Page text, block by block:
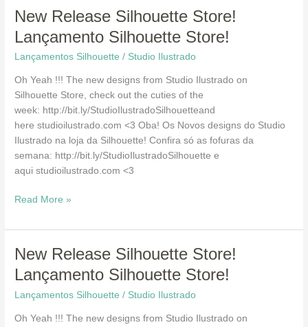
New Release Silhouette Store!
Lançamento Silhouette Store!
Lançamentos Silhouette / Studio Ilustrado
Oh Yeah !!! The new designs from Studio Ilustrado on
Silhouette Store, check out the cuties of the
week: http://bit.ly/StudioIlustradoSilhouetteand
here studioilustrado.com <3 Oba! Os Novos designs do Studio
Ilustrado na loja da Silhouette! Confira só as fofuras da
semana: http://bit.ly/StudioIlustradoSilhouette e
aqui studioilustrado.com <3
New
Silhouette
Store!
Read More »
New Release Silhouette Store!
Lançamento Silhouette Store!
Lançamentos Silhouette / Studio Ilustrado
Oh Yeah !!! The new designs from Studio Ilustrado on
New
Silhouette
Store!